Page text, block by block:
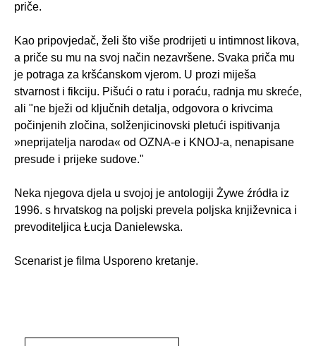
priče.
Kao pripovjedač, želi što više prodrijeti u intimnost likova,
a priče su mu na svoj način nezavršene. Svaka priča mu
je potraga za kršćanskom vjerom. U prozi miješa
stvarnost i fikciju. Pišući o ratu i poraću, radnja mu skreće,
ali "ne bježi od ključnih detalja, odgovora o krivcima
počinjenih zločina, solženjicinovski pletući ispitivanja
»neprijatelja naroda« od OZNA-e i KNOJ-a, nenapisane
presude i prijeke sudove."
Neka njegova djela u svojoj je antologiji Żywe źródła iz
1996. s hrvatskog na poljski prevela poljska književnica i
prevoditeljica Łucja Danielewska.
Scenarist je filma Usporeno kretanje.